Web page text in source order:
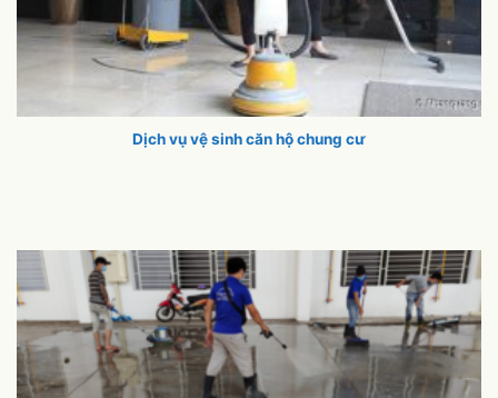
Dịch vụ vệ sinh căn hộ chung cư